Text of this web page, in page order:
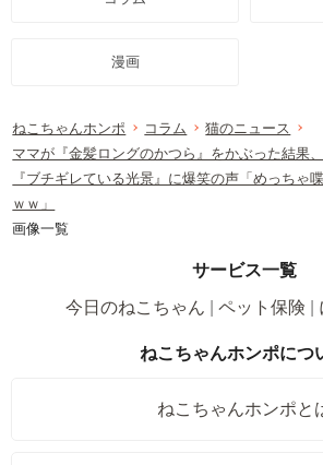
漫画
ねこちゃんホンポ コラム
猫のニュース
ママが『金髪ロングのかつら』をかぶった結果
『ブチギレている光景』に爆笑の声「めっちゃ
ｗｗ」
画像一覧
サービス一覧
今日のねこちゃん
ペット保険
ねこちゃんホンポにつ
ねこちゃんホンポと